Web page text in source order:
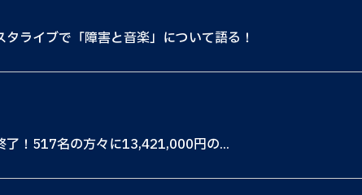
ライブで「障害と音楽」について語る！
了！517名の方々に13,421,000円の...